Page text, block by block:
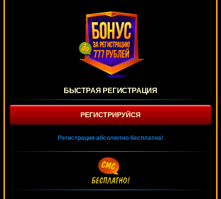
БЫСТРАЯ РЕГИСТРАЦИЯ
РЕГИСТРИРУЙСЯ
Регистрация абсолютно бесплатна!